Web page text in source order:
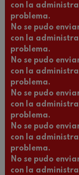
con la
problema.
No se pudo
con la
problema.
No se pudo
con la
problema.
No se pudo
con la
problema.
No se pudo
con la
problema.
No se pudo
con la